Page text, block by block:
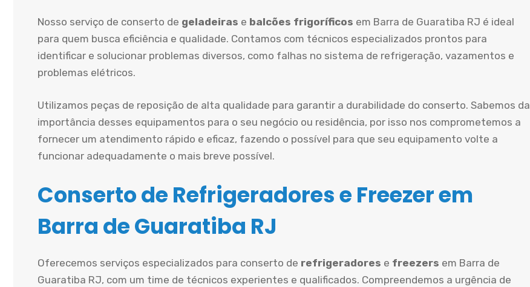
Nosso serviço de conserto de geladeiras e balcões frigoríficos em Barra de Guaratiba RJ é ideal
para quem busca eficiência e qualidade. Contamos com técnicos especializados prontos para
identificar e solucionar problemas diversos, como falhas no sistema de refrigeração, vazamentos e
problemas elétricos.
Utilizamos peças de reposição de alta qualidade para garantir a durabilidade do conserto. Sabemos da
importância desses equipamentos para o seu negócio ou residência, por isso nos comprometemos a
fornecer um atendimento rápido e eficaz, fazendo o possível para que seu equipamento volte a
funcionar adequadamente o mais breve possível.
Conserto de Refrigeradores e Freezer em
Barra de Guaratiba RJ
Oferecemos serviços especializados para conserto de refrigeradores e freezers em Barra de
Guaratiba RJ, com um time de técnicos experientes e qualificados. Compreendemos a urgência de